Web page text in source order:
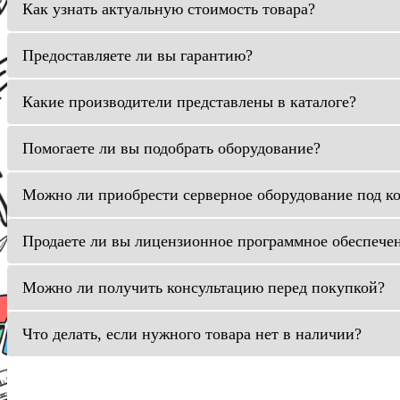
Как узнать актуальную стоимость товара?
Предоставляете ли вы гарантию?
Какие производители представлены в каталоге?
Помогаете ли вы подобрать оборудование?
Можно ли приобрести серверное оборудование под
Продаете ли вы лицензионное программное
Можно ли получить консультацию перед покупкой?
Что делать, если нужного товара нет в наличии?